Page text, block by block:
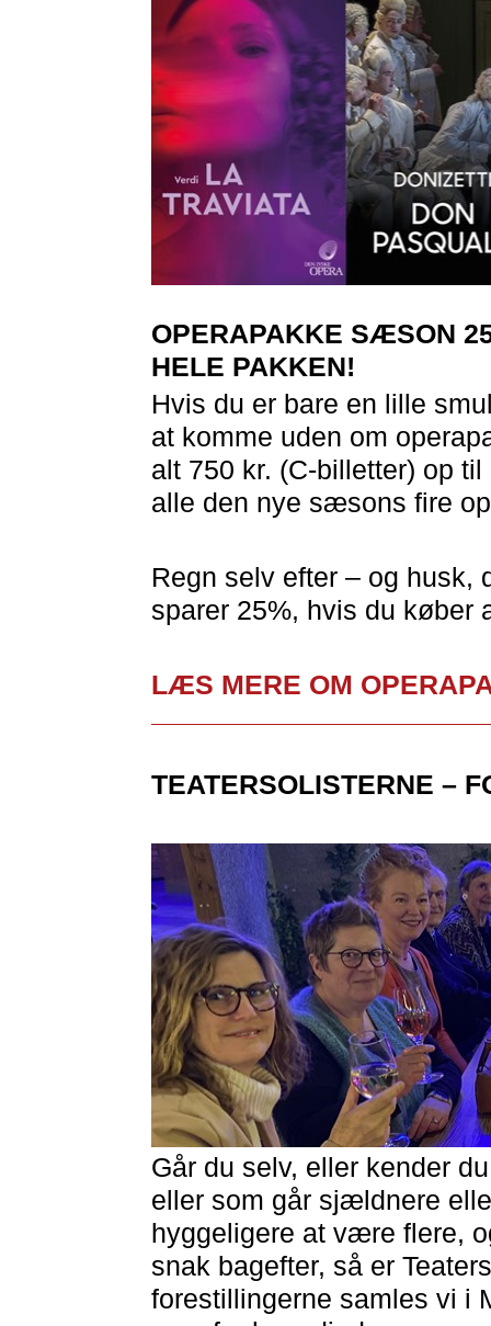
OPERAPAKKE SÆSON
HELE PAKKEN!
Hvis du er bare en lille
at komme uden om
alt 750 kr. (C-billetter) op
alle den nye sæsons fire
Regn selv efter – og husk,
sparer 25%, hvis du køber
LÆS MERE OM
TEATERSOLISTERNE –
Går du selv, eller kender
eller som går sjældnere
hyggeligere at være flere,
snak bagefter, så er
forestillingerne samles vi i